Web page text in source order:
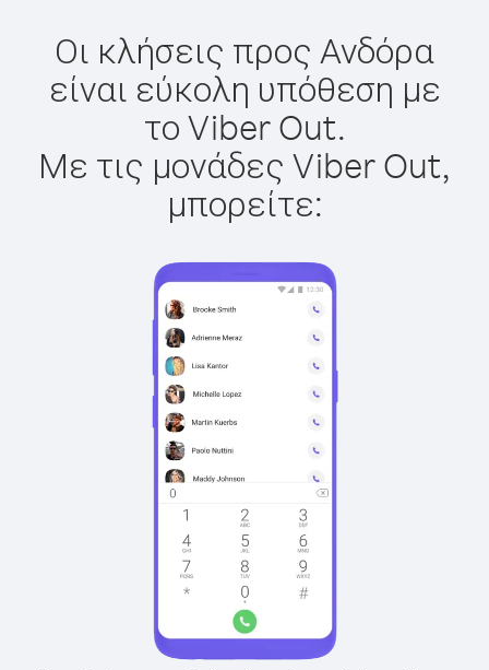
Οι κλήσεις προς Ανδόρα
είναι εύκολη υπόθεση με
το Viber Out.
Με τις μονάδες Viber Out,
μπορείτε: